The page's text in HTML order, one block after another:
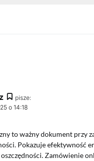
pisze:
o 14:18
to ważny dokument przy
Pokazuje efektywność
Zamówienie